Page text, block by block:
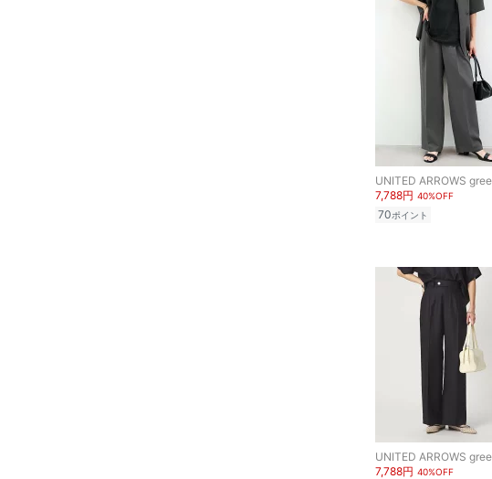
7,788円 40%OFF
70ポイント
7,788円 40%OFF